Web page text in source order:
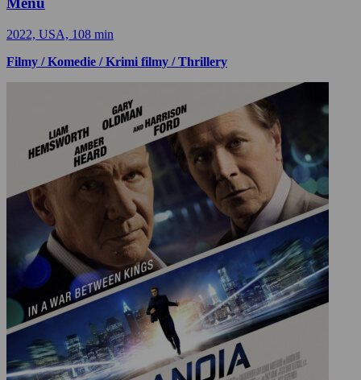
2022, USA, 108 min
Filmy / Komedie / Krimi filmy / Thrillery